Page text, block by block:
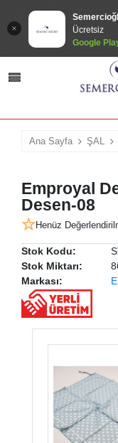
Ücretsiz
Google
Ana Sayfa ŞAL
Emproyal
Desen-08
Henüz
Stok Kodu:
Stok Miktarı:
Markası: